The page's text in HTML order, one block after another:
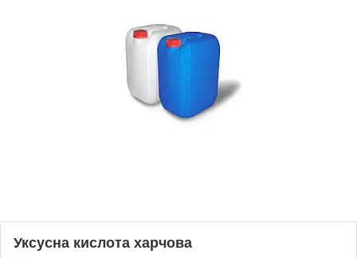
Уксусна кислота харчова